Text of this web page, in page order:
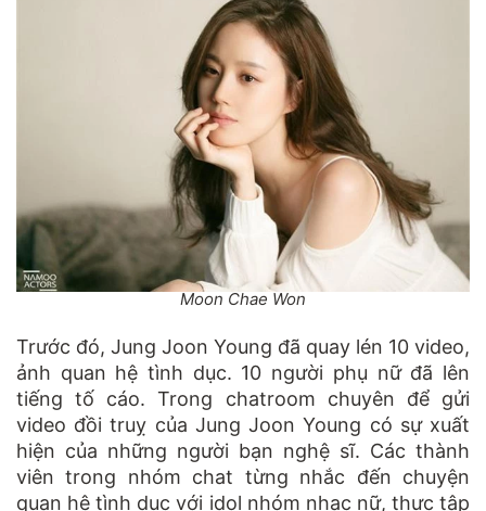
Moon Chae Won
Trước đó, Jung Joon Young đã quay lén 10 video,
ảnh quan hệ tình dục. 10 người phụ nữ đã lên
tiếng tố cáo. Trong chatroom chuyên để gửi
video đồi truỵ của Jung Joon Young có sự xuất
hiện của những người bạn nghệ sĩ. Các thành
viên trong nhóm chat từng nhắc đến chuyện
quan hệ tình dục với idol nhóm nhạc nữ, thực tập